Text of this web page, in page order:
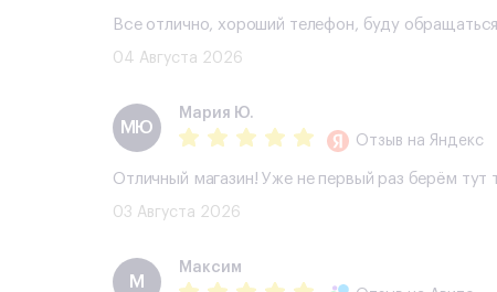
Все отлично, хороший телефон, буду
04 Августа 2026
МЮ
Мария Ю.
Отзыв на Яндекс
Отличный магазин! Уже не первый раз берём
03 Августа 2026
М
Максим